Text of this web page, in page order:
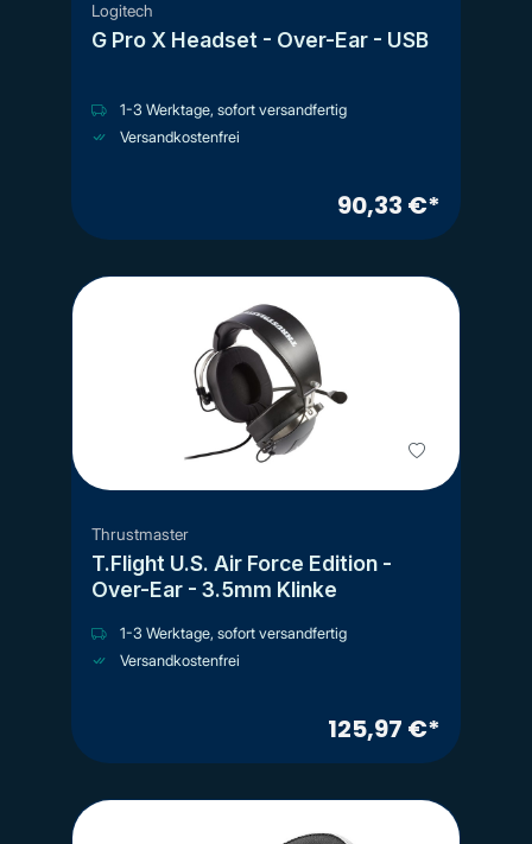
Logitech
G Pro X Headset - Over-Ear - USB
1-3 Werktage, sofort versandfertig
Versandkostenfrei
90,33 €*
Thrustmaster
T.Flight U.S. Air Force Edition -
Over-Ear - 3.5mm Klinke
1-3 Werktage, sofort versandfertig
Versandkostenfrei
125,97 €*